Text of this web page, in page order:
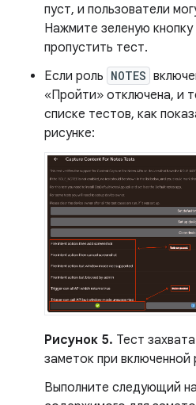
пуст, и пользователи
Нажмите зеленую
пропустить тест.
Если роль NOTES
«Пройти» отключена, и
списке тестов, как
рисунке:
Рисунок 5. Тест
заметок при включенной
Выполните следующий